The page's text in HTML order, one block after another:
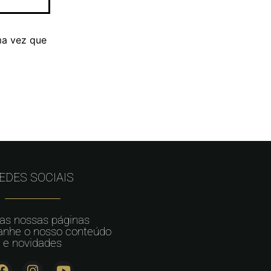
vez que
SOCIAIS
nossas páginas
o nosso conteúdo
e novidades